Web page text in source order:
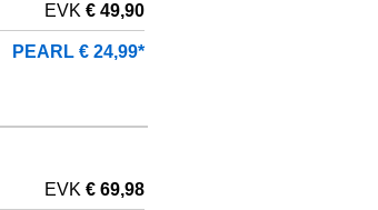
EVK € 49,90
PEARL € 24,99*
EVK € 69,98